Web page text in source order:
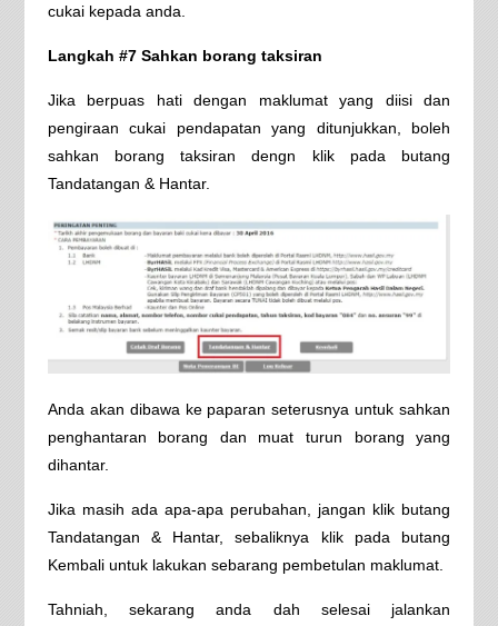
cukai kepada anda.
Langkah #7 Sahkan borang taksiran
Jika berpuas hati dengan maklumat yang diisi dan
pengiraan cukai pendapatan yang ditunjukkan, boleh
sahkan borang taksiran dengn klik pada butang
Tandatangan & Hantar.
Anda akan dibawa ke paparan seterusnya untuk sahkan
penghantaran borang dan muat turun borang yang
dihantar.
Jika masih ada apa-apa perubahan, jangan klik butang
Tandatangan & Hantar, sebaliknya klik pada butang
Kembali untuk lakukan sebarang pembetulan maklumat.
Tahniah, sekarang anda dah selesai jalankan